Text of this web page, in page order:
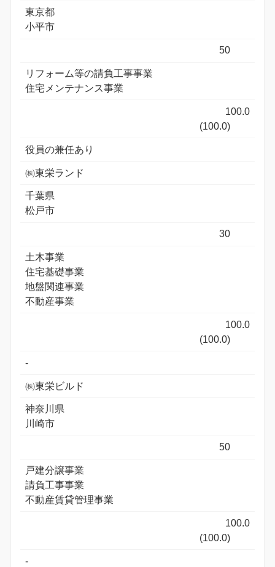
東京都
小平市
50
リフォーム等の請負工事事業
住宅メンテナンス事業
100.0
(100.0)
役員の兼任あり
㈱東栄ランド
千葉県
松戸市
30
土木事業
住宅基礎事業
地盤関連事業
不動産事業
100.0
(100.0)
-
㈱東栄ビルド
神奈川県
川崎市
50
戸建分譲事業
請負工事事業
不動産賃貸管理事業
100.0
(100.0)
-